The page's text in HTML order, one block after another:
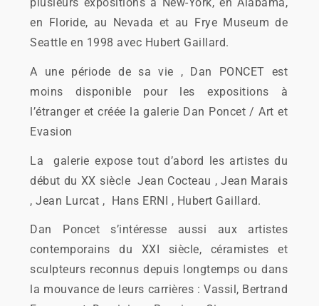
en Floride, au Nevada et au Frye Museum de
Seattle en 1998 avec Hubert Gaillard.
A une période de sa vie , Dan PONCET est
moins disponible pour les expositions à
l’étranger et créée la galerie Dan Poncet / Art et
Evasion
La galerie expose tout d’abord les artistes du
début du XX siècle Jean Cocteau , Jean Marais
, Jean Lurcat , Hans ERNI , Hubert Gaillard.
Dan Poncet s’intéresse aussi aux artistes
contemporains du XXI siècle, céramistes et
sculpteurs reconnus depuis longtemps ou dans
la mouvance de leurs carrières : Vassil, Bertrand